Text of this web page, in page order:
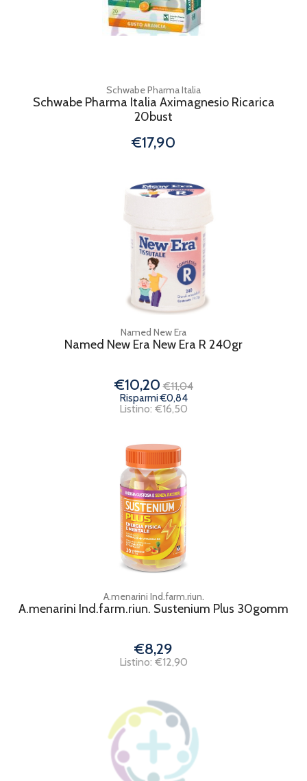
Schwabe Pharma Italia
Schwabe Pharma Italia Aximagnesio Ricarica
20bust
€17,90
Named New Era
Named New Era New Era R 240gr
€10,20 €11,04
Risparmi €0,84
Listino: €16,50
A.menarini Ind.farm.riun.
A.menarini Ind.farm.riun. Sustenium Plus 30gomm
€8,29
Listino: €12,90